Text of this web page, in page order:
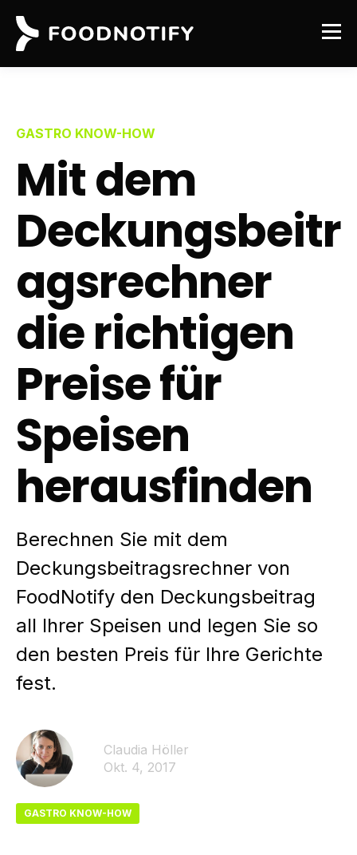
GASTRO KNOW-HOW
Mit dem
Deckungsbeitr
agsrechner
die richtigen
Preise für
Speisen
herausfinden
Berechnen Sie mit dem
Deckungsbeitragsrechner von
FoodNotify den Deckungsbeitrag
all Ihrer Speisen und legen Sie so
den besten Preis für Ihre Gerichte
fest.
Claudia Höller
Okt. 4, 2017
GASTRO KNOW-HOW